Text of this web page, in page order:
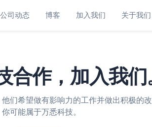
公司动态 博客 加入我们 关于我们
合作，加入我们
们希望做有影响力的工作并做出积极的
你可能属于万悉科技。